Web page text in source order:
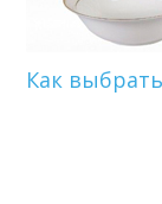
Как